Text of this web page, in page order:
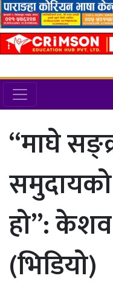
“माघे
समुदायको
हो”:
(भिडियो)